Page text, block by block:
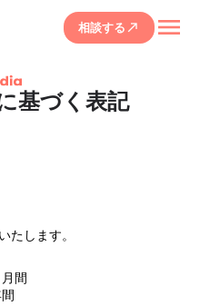
相談する call_made menu
基づく表記
たします。
間